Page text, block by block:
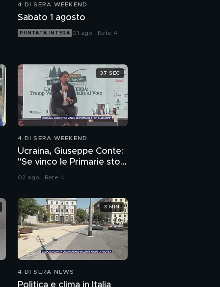
Antonella
del piccolo Emmanuel
parla Claudio Sterpin
Chirurgia del naso,
Grande Fratello, le
emozioni della
4 DI SERA WEEKEND
Sabato 1 agosto
PUNTATA INTERA 01 ago | Rete 4
4 DI SERA WEEKEND
Ucraina, Giuseppe Conte:
"Se vinco le Primarie stop
alle armi"
02 ago | Rete 4
37 SEC
4 DI SERA NEWS
Politica e clima in Italia
3 MIN